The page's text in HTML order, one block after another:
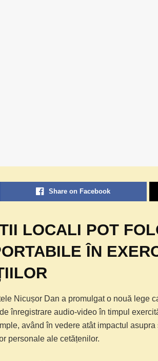
Share on Facebook
LOCALI POT
ÎN
Nicușor Dan a promulgat o nouă lege
înregistrare audio-video în timpul
având în vedere atât impactul
personale ale cetățenilor.